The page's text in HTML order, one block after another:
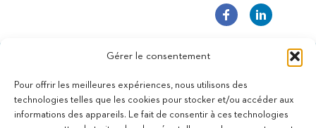
Gérer le consentement
Pour offrir les meilleures expériences, nous utilisons des
technologies telles que les cookies pour stocker et/ou accéder aux
informations des appareils. Le fait de consentir à ces technologies
11 bis Rue des Novalles